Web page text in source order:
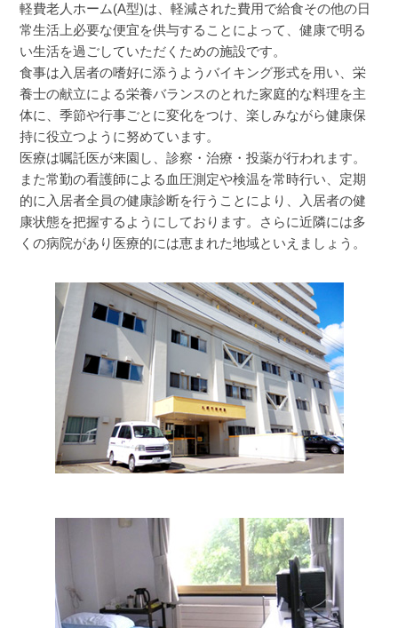
2026.04.01
札幌市菊寿園
【空室情報】令和８年４月 札幌市菊寿園
2026.03.25
札幌市菊寿園
令和８年４月の行事予定表を掲載しました
2026.03.06
札幌市菊寿園
広報誌「くりの木だより 早春号」発行いたしました！
札幌市菊寿園
【空室情報】令和８年３月 札幌市菊寿園
軽費老人ホーム(A型)は、軽減された費用で給食その他の日
常生活上必要な便宜を供与することによって、健康で明る
い生活を過ごしていただくための施設です。
食事は入居者の嗜好に添うようバイキング形式を用い、栄
養士の献立による栄養バランスのとれた家庭的な料理を主
体に、季節や行事ごとに変化をつけ、楽しみながら健康保
持に役立つように努めています。
医療は嘱託医が来園し、診察・治療・投薬が行われます。
また常勤の看護師による血圧測定や検温を常時行い、定期
的に入居者全員の健康診断を行うことにより、入居者の健
康状態を把握するようにしております。さらに近隣には多
くの病院があり医療的には恵まれた地域といえましょう。